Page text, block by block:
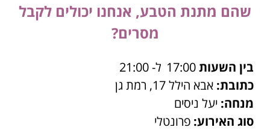
שהם מתנת הטבע, אנחנו יכולים לקבל
מסרים?
בין השעות
ל- 21:00
כתובת: אבא הילל 17, רמת גן
מנחה: יעל ניסים
סוג האירוע: פרונטלי